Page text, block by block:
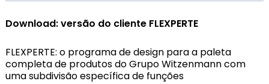
Download: versão do cliente FLEXPERTE
FLEXPERTE: o programa de design para a paleta
completa de produtos do Grupo Witzenmann com
uma subdivisão específica de funções